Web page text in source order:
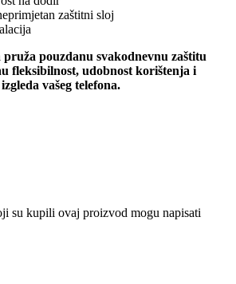
zaštitni sloj
pouzdanu svakodnevnu zaštitu
fleksibilnost, udobnost korištenja i
vašeg telefona.
su kupili ovaj proizvod mogu napisati